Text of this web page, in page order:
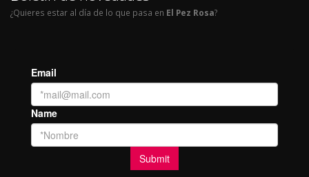
¿Quieres estar al día de lo que pasa en El Pez Rosa?